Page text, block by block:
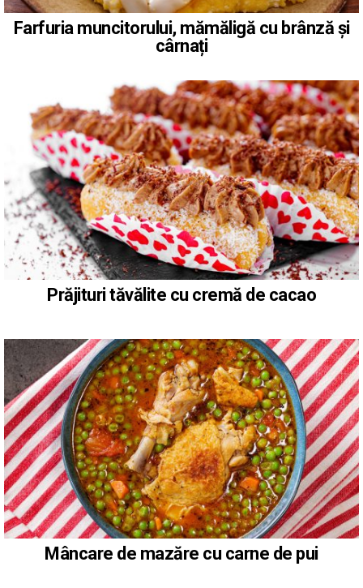
Farfuria muncitorului, mămăligă cu brânză și
cârnați
Prăjituri tăvălite cu cremă de cacao
Mâncare de mazăre cu carne de pui